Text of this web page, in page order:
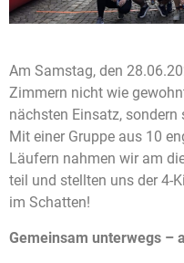
Am Samstag, den
Zimmern nicht wie
nächsten Einsatz,
Mit einer Gruppe aus 10
Läufern nahmen wir am
teil und stellten uns der 4-
im Schatten!
Gemeinsam unterwegs –